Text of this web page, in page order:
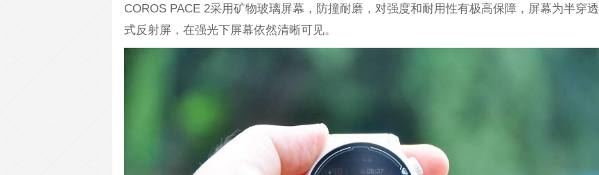
COROS PACE 2采用矿物玻璃屏幕，防撞耐磨，对强度和耐用性有极高保障，屏幕为半穿透
式反射屏，在强光下屏幕依然清晰可见。